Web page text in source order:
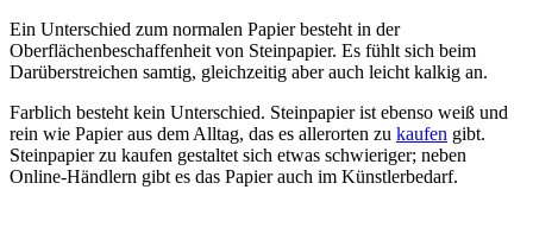
Ein Unterschied zum normalen Papier besteht in der
Oberflächenbeschaffenheit von Steinpapier. Es fühlt sich beim
Darüberstreichen samtig, gleichzeitig aber auch leicht kalkig an.
Farblich besteht kein Unterschied. Steinpapier ist ebenso weiß und
rein wie Papier aus dem Alltag, das es allerorten zu kaufen gibt.
Steinpapier zu kaufen gestaltet sich etwas schwieriger; neben
Online-Händlern gibt es das Papier auch im Künstlerbedarf.